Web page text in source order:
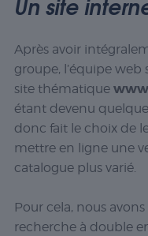
Après avoir
groupe, l’équipe web
site thématique
étant devenu
donc fait le choix de
mettre en ligne une
catalogue plus varié.
Pour cela, nous
recherche à double